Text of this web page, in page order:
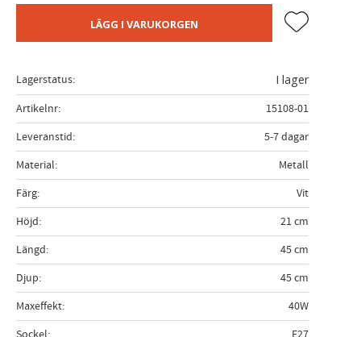
LÄGG I VARUKORGEN Lägg till i
Lagerstatus
I lager
Artikelnr
15108-01
Leveranstid
5-7 dagar
Material
Metall
Färg
Vit
Höjd
21 cm
Längd
45 cm
Djup
45 cm
Maxeffekt
40W